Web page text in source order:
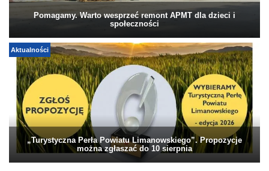
Pomagamy. Warto wesprzeć remont APMT dla dzieci i
społeczności
Aktualności
„Turystyczna Perła Powiatu Limanowskiego”. Propozycje
można zgłaszać do 10 sierpnia